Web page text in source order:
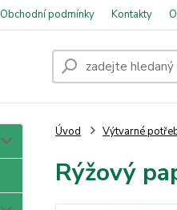
Obchodní podmínky Kontakty
Úvod Výtvarné
Rýžový